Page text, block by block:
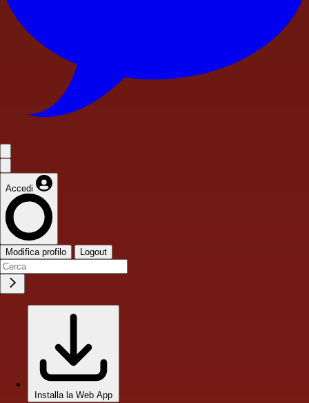
Accedi
Modifica profilo Logout
Installa la Web App